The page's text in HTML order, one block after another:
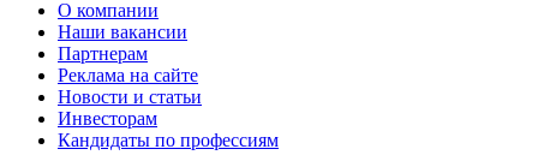
О компании
Наши вакансии
Партнерам
Реклама на сайте
Новости и статьи
Инвесторам
Кандидаты по профессиям